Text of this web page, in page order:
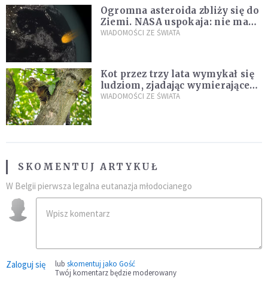
Ogromna asteroida zbliży się do
Ziemi. NASA uspokaja: nie ma
zagrożenia
WIADOMOŚCI ZE ŚWIATA
Kot przez trzy lata wymykał się
ludziom, zjadając wymierające
kaczki. W końcu popełnił
WIADOMOŚCI ZE ŚWIATA
SKOMENTUJ ARTYKUŁ
W Belgii pierwsza legalna eutanazja młodocianego
Zaloguj się lub skomentuj jako Gość
Twój komentarz będzie moderowany